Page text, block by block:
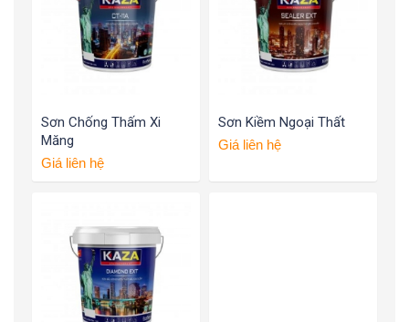
Sơn Chống Thấm Xi
Măng
Giá liên hệ
Sơn Kiềm Ngoại Thất
Giá liên hệ